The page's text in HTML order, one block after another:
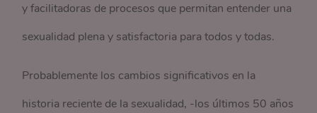
y facilitadoras de procesos que permitan entender una
sexualidad plena y satisfactoria para todos y todas.
Probablemente los cambios significativos en la
historia reciente de la sexualidad, -los últimos 50 años